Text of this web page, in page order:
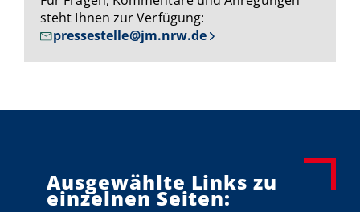
steht Ihnen zur Verfügung:
pressestelle@jm.nrw.de
Ausgewählte Links zu
einzelnen Seiten: